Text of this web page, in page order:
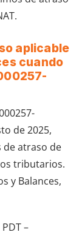
aplicable
cuando
de 2025,
de atraso de
tributarios.
y Balances,
–